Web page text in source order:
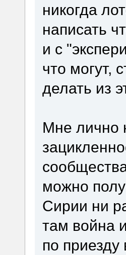
никогда
написать
и с
что могут,
делать из
Мне лично
можно
Сирии ни
там война
по